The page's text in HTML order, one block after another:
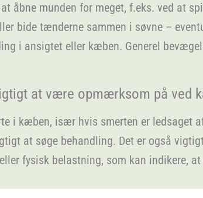
åbne munden for meget, f.eks. ved at
bide tænderne sammen i søvne –
i ansigtet eller kæben. Generel
at være opmærksom på ved
i kæben, især hvis smerten er ledsaget
at søge behandling. Det er også
fysisk belastning, som kan indikere,